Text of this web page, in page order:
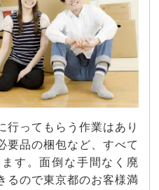
行ってもらう作業はあり
要品の梱包など、すべて
す。面倒な手間なく廃
るので東京都のお客様満